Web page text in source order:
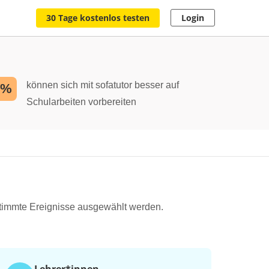
30 Tage kostenlos testen Login
können sich mit sofatutor besser auf
Schularbeiten vorbereiten
Ereignisse ausgewählt werden.